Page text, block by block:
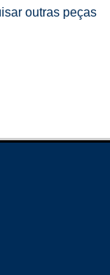
outras peças